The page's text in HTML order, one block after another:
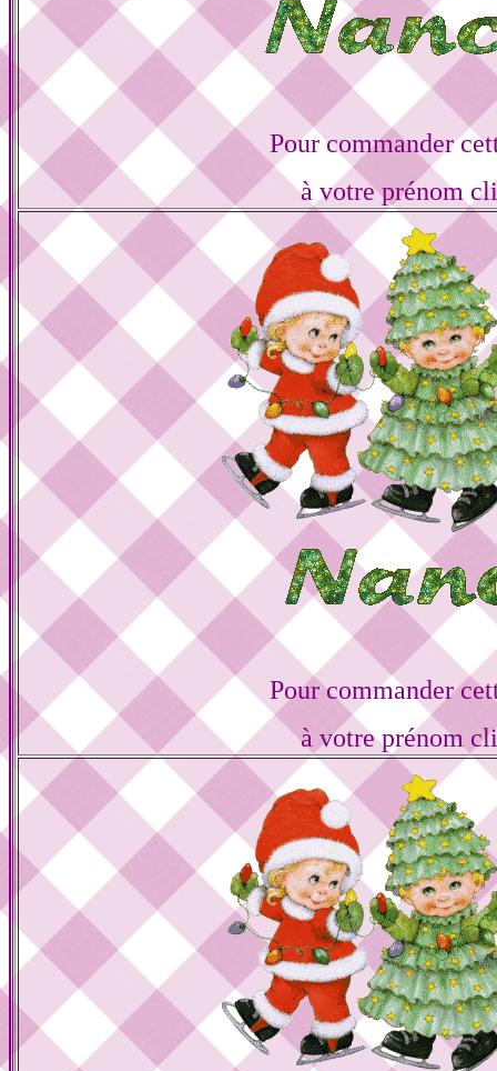
Pour commander
à votre prénom
Pour commander
à votre prénom